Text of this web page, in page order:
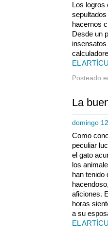
Los logros
hacernos
Desde un
EL
Posteado
La
domingo
Como
peculiar
el gato
los
han tenido
aficiones.
horas
a su
EL